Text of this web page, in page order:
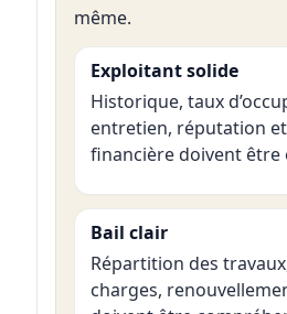
même.
Exploitant solide
Historique, taux
entretien, réputation
financière doivent être
Bail clair
Répartition des
charges,